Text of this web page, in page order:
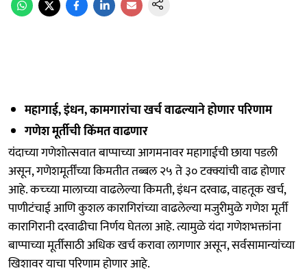
महागाई, इंधन, कामगारांचा खर्च वाढल्याने होणार परिणाम
गणेश मूर्तीची किंमत वाढणार
यंदाच्या गणेशोत्सवात बाप्पाच्या आगमनावर महागाईची छाया पडली
असून, गणेशमूर्तींच्या किमतीत तब्बल २५ ते ३० टक्क्यांची वाढ होणार
आहे. कच्च्या मालाच्या वाढलेल्या किमती, इंधन दरवाढ, वाहतूक खर्च,
पाणीटंचाई आणि कुशल कारागिरांच्या वाढलेल्या मजुरीमुळे गणेश मूर्ती
कारागिरानी दरवाढीचा निर्णय घेतला आहे. त्यामुळे यंदा गणेशभक्तांना
बाप्पाच्या मूर्तीसाठी अधिक खर्च करावा लागणार असून, सर्वसामान्यांच्या
खिशावर याचा परिणाम होणार आहे.